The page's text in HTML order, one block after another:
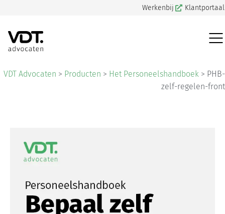
Werkenbij Klantportaal
VDT Advocaten > Producten > Het Personeelshandboek > PHB-
zelf-regelen-front